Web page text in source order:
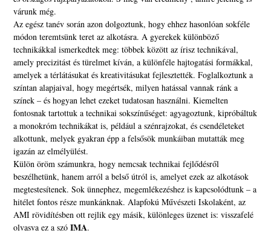
várunk még.
Az egész tanév során azon dolgoztunk, hogy ehhez hasonlóan sokféle
módon teremtsünk teret az alkotásra. A gyerekek különböző
technikákkal ismerkedtek meg: többek között az írisz technikával,
amely precizitást és türelmet kíván, a különféle hajtogatási formákkal,
amelyek a térlátásukat és kreativitásukat fejlesztették. Foglalkoztunk a
színtan alapjaival, hogy megértsék, milyen hatással vannak ránk a
színek – és hogyan lehet ezeket tudatosan használni. Kiemelten
fontosnak tartottuk a technikai sokszínűséget: agyagoztunk, kipróbáltuk
a monokróm technikákat is, például a szénrajzokat, és csendéleteket
alkottunk, melyek gyakran épp a felsősök munkáiban mutatták meg
igazán az elmélyülést.
Külön öröm számunkra, hogy nemcsak technikai fejlődésről
beszélhetünk, hanem arról a belső útról is, amelyet ezek az alkotások
megtestesítenek. Sok ünnephez, megemlékezéshez is kapcsolódtunk – a
hitélet fontos része munkánknak. Alapfokú Művészeti Iskolaként, az
AMI rövidítésben ott rejlik egy másik, különleges üzenet is: visszafelé
olvasva ez a szóIMA.